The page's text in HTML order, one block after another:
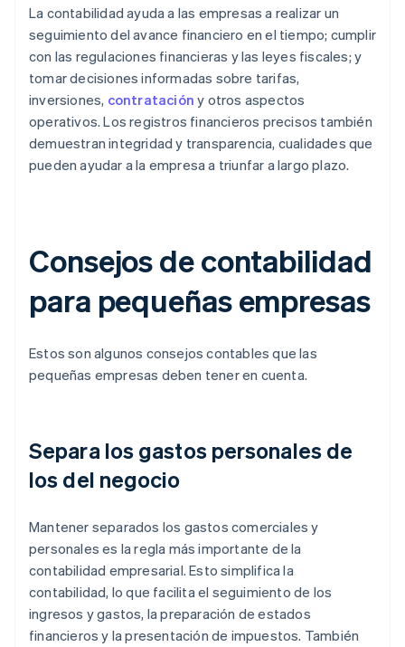
La contabilidad ayuda a las empresas a realizar un
seguimiento del avance financiero en el tiempo; cumplir
con las regulaciones financieras y las leyes fiscales; y
tomar decisiones informadas sobre tarifas,
inversiones, contratación y otros aspectos
operativos. Los registros financieros precisos también
demuestran integridad y transparencia, cualidades que
pueden ayudar a la empresa a triunfar a largo plazo.
Consejos de contabilidad
para pequeñas empresas
Estos son algunos consejos contables que las
pequeñas empresas deben tener en cuenta.
Separa los gastos personales de
los del negocio
Mantener separados los gastos comerciales y
personales es la regla más importante de la
contabilidad empresarial. Esto simplifica la
contabilidad, lo que facilita el seguimiento de los
ingresos y gastos, la preparación de estados
financieros y la presentación de impuestos. También